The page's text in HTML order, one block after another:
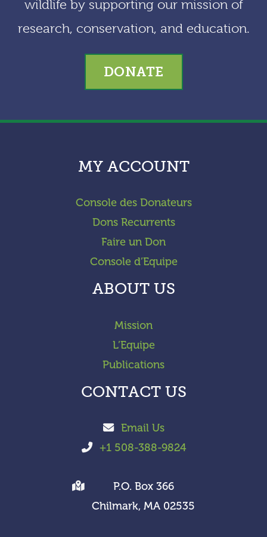
wildlife by supporting our mission of
research, conservation, and education.
DONATE
MY ACCOUNT
Console des Donateurs
Dons Recurrents
Faire un Don
Console d’Equipe
ABOUT US
Mission
L’Equipe
Publications
CONTACT US
Email Us
+1 508-388-9824
P.O. Box 366
Chilmark, MA 02535